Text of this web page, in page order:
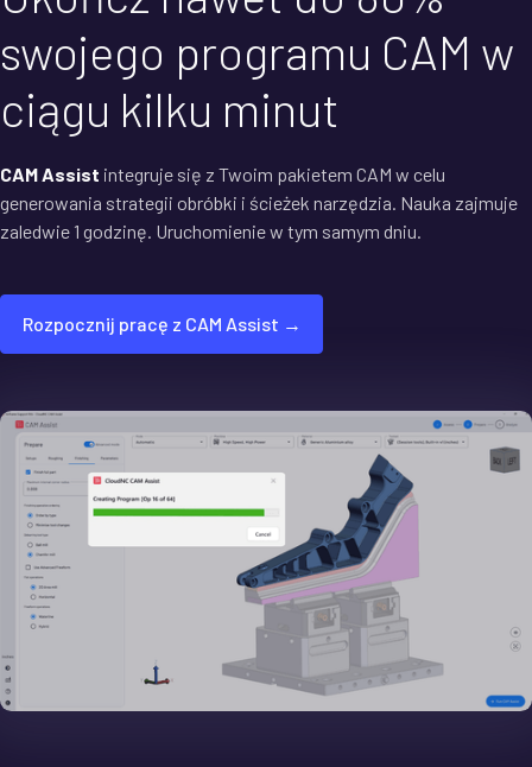
swojego programu CAM w
ciągu kilku minut
CAM Assist integruje się z Twoim pakietem CAM w celu
generowania strategii obróbki i ścieżek narzędzia. Nauka zajmuje
zaledwie 1 godzinę. Uruchomienie w tym samym dniu.
Rozpocznij pracę z CAM Assist →